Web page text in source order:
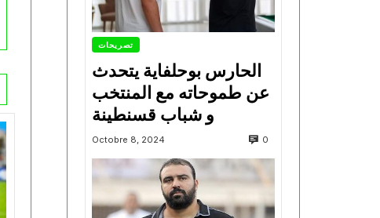
تصريحات
الحارس بوحلفاية يتحدث
عن طموحاته مع المنتخب
و شباب قسنطينة
Octobre 8, 2024 0